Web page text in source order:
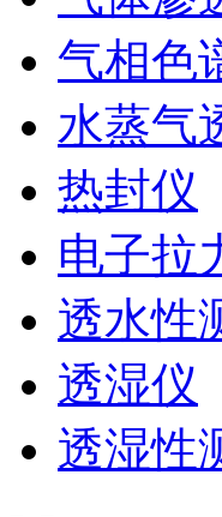
气相色
水蒸气
热封仪
电子拉
透水性
透湿仪
透湿性